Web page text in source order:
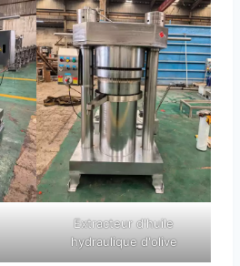
Extracteur d'huile
hydraulique d'olive